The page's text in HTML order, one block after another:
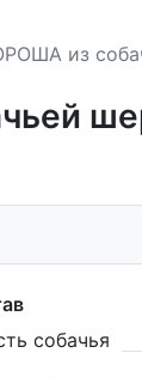
из
собачья